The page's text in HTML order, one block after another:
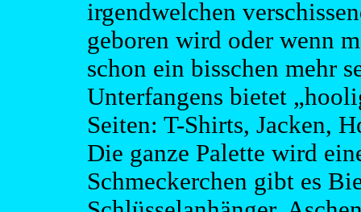
irgendwelchen
geboren wird oder wenn
schon ein bisschen mehr
Unterfangens bietet
Seiten: T-Shirts, Jacken,
Die ganze Palette wird
Schmeckerchen gibt es